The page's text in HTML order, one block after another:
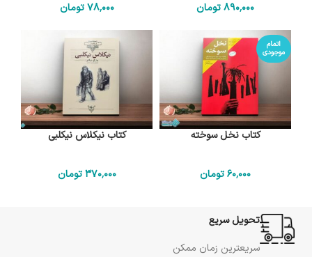
890٬000تومان 78٬000 تومان
اتمام
موجودی
کتاب نخل سوخته
60٬000تومان
کتاب نیکلاس نیکلبی
370٬000 تومان
تحویل سریع
سریعترین زمان ممکن